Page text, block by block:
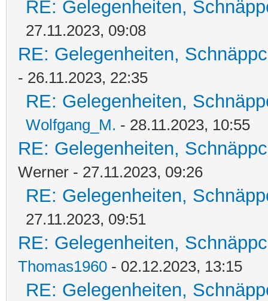
RE: Gelegenheiten,
27.11.2023, 09:08
RE: Gelegenheiten,
- 26.11.2023, 22:35
RE: Gelegenheiten,
Wolfgang_M. - 28.11.2023, 10:55
RE: Gelegenheiten,
Werner - 27.11.2023, 09:26
RE: Gelegenheiten,
27.11.2023, 09:51
RE: Gelegenheiten,
Thomas1960 - 02.12.2023, 13:15
RE: Gelegenheiten,